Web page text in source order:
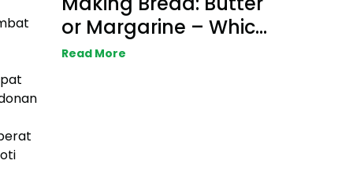
or Margarine – Which
One is Better?
Read More